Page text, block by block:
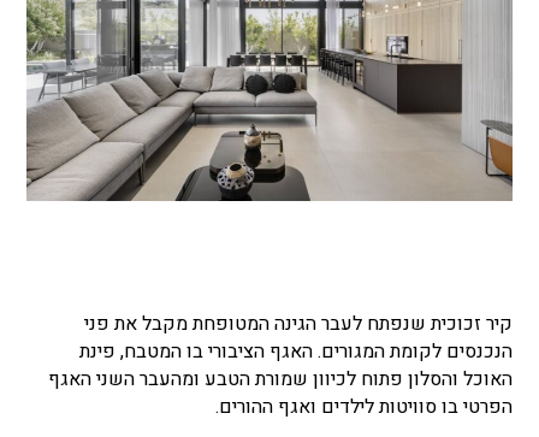
קיר זכוכית שנפתח לעבר הגינה המטופחת מקבל את פני
הנכנסים לקומת המגורים. האגף הציבורי בו המטבח, פינת
האוכל והסלון פתוח לכיוון שמורת הטבע ומהעבר השני האגף
הפרטי בו סוויטות לילדים ואגף ההורים.